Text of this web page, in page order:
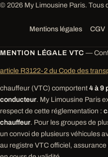
© 2026 My Limousine Paris. Tous
Mentions légales CGV
MENTION LÉGALE VTC —
article R3122-2 du Code des
chauffeur (VTC) comportent 4 à 9
conducteur. My Limousine Paris
respect de cette réglementation :
chauffeur. Pour les groupes de
un convoi de plusieurs véhicules
au registre VTC officiel,